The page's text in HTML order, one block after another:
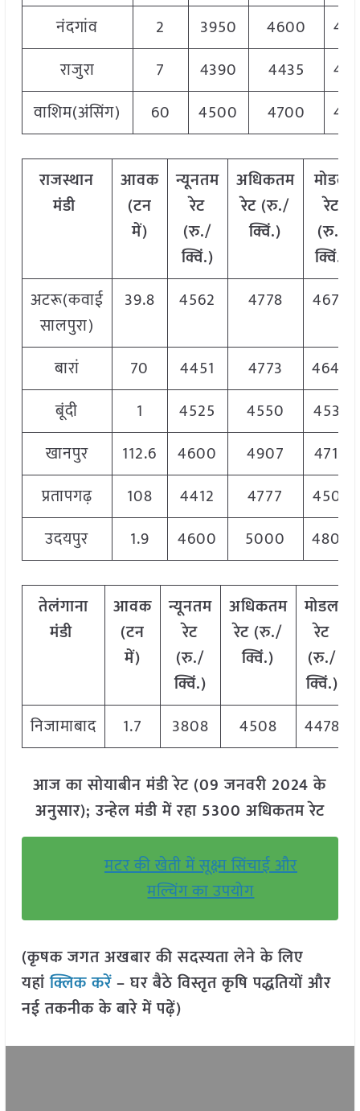
नंदगांव 2 3950 4600
राजुरा
7 4390 4435
वाशिम(अंसिंग)
60 4500 4700
राजस्थान
मंडी
आवक
(टन
में)
न्यूनतम
रेट
(रु./
क्विं.)
अधिकतम
रेट (रु./
क्विं.)
मोडल
रेट
(रु./
क्विं.)
अटरू(कवाई
सालपुरा)
39.8 4562 4778 4670
बारां 70 4451 4773
4640
बूंदी
1 4525 4550
4538
खानपुर
112.6 4600 4907
4710
प्रतापगढ़
108 4412 4777
4503
उदयपुर
1.9 4600 5000 4800
तेलंगाना
मंडी
आवक
(टन
में)
न्यूनतम
रेट
(रु./
क्विं.)
अधिकतम
रेट (रु./
क्विं.)
मोडल
रेट
(रु./
क्विं.)
निजामाबाद
1.7 3808 4508 4478
आज का सोयाबीन मंडी रेट (09 जनवरी 2024 के
अनुसार); उन्हेल मंडी में रहा 5300 अधिकतम रेट
मटर की खेती में सूक्ष्म सिंचाई और
मल्चिंग का उपयोग
(कृषक जगत अखबार की सदस्यता लेने के लिए
यहांक्लिक करें– घर बैठे विस्तृत कृषि पद्धतियों और
नई तकनीक के बारे में पढ़ें)